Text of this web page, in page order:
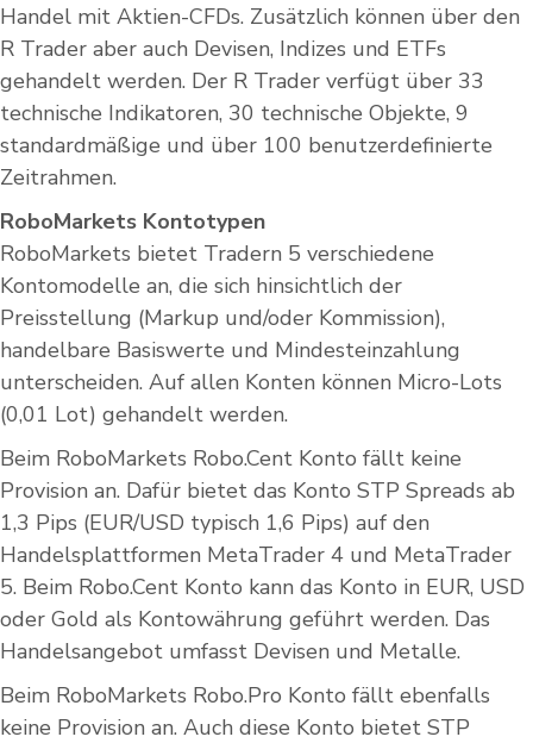
Handel mit Aktien-CFDs. Zusätzlich können über den
R Trader aber auch Devisen, Indizes und ETFs
gehandelt werden. Der R Trader verfügt über 33
technische Indikatoren, 30 technische Objekte, 9
standardmäßige und über 100 benutzerdefinierte
Zeitrahmen.
RoboMarkets Kontotypen
RoboMarkets bietet Tradern 5 verschiedene
Kontomodelle an, die sich hinsichtlich der
Preisstellung (Markup und/oder Kommission),
handelbare Basiswerte und Mindesteinzahlung
unterscheiden. Auf allen Konten können Micro-Lots
(0,01 Lot) gehandelt werden.
Beim RoboMarkets Robo.Cent Konto fällt keine
Provision an. Dafür bietet das Konto STP Spreads ab
1,3 Pips (EUR/USD typisch 1,6 Pips) auf den
Handelsplattformen MetaTrader 4 und MetaTrader
5. Beim Robo.Cent Konto kann das Konto in EUR, USD
oder Gold als Kontowährung geführt werden. Das
Handelsangebot umfasst Devisen und Metalle.
Beim RoboMarkets Robo.Pro Konto fällt ebenfalls
keine Provision an. Auch diese Konto bietet STP